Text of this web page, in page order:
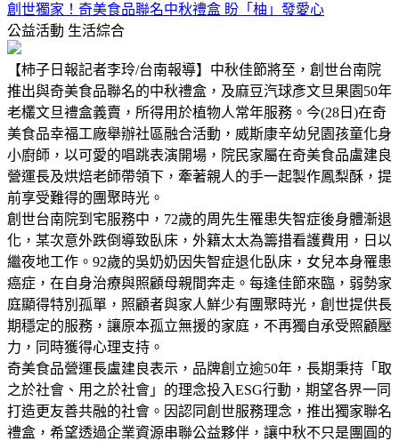
創世獨家！奇美食品聯名中秋禮盒 盼「柚」發愛心
公益活動 生活綜合
【柿子日報記者李玲/台南報導】中秋佳節將至，創世台南院
推出與奇美食品聯名的中秋禮盒，及麻豆汽球彥文旦果園50年
老欉文旦禮盒義賣，所得用於植物人常年服務。今(28日)在奇
美食品幸福工廠舉辦社區融合活動，威斯康辛幼兒園孩童化身
小廚師，以可愛的唱跳表演開場，院民家屬在奇美食品盧建良
營運長及烘焙老師帶領下，牽著親人的手一起製作鳳梨酥，提
前享受難得的團聚時光。
創世台南院到宅服務中，72歲的周先生罹患失智症後身體漸退
化，某次意外跌倒導致臥床，外籍太太為籌措看護費用，日以
繼夜地工作。92歲的吳奶奶因失智症退化臥床，女兒本身罹患
癌症，在自身治療與照顧母親間奔走。每逢佳節來臨，弱勢家
庭顯得特別孤單，照顧者與家人鮮少有團聚時光，創世提供長
期穩定的服務，讓原本孤立無援的家庭，不再獨自承受照顧壓
力，同時獲得心理支持。
奇美食品營運長盧建良表示，品牌創立逾50年，長期秉持「取
之於社會、用之於社會」的理念投入ESG行動，期望各界一同
打造更友善共融的社會。因認同創世服務理念，推出獨家聯名
禮盒，希望透過企業資源串聯公益夥伴，讓中秋不只是團圓的